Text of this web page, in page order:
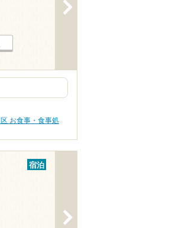
お食事・食事処
宿泊